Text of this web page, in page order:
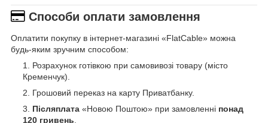
Способи оплати замовлення
Оплатити покупку в інтернет-магазині «FlatCable» можна
будь-яким зручним способом:
Розрахунок готівкою при самовивозі товару (місто
Кременчук).
Грошовий переказ на карту Приватбанку.
Післяплата «Новою Поштою» при замовленні понад
120 гривень